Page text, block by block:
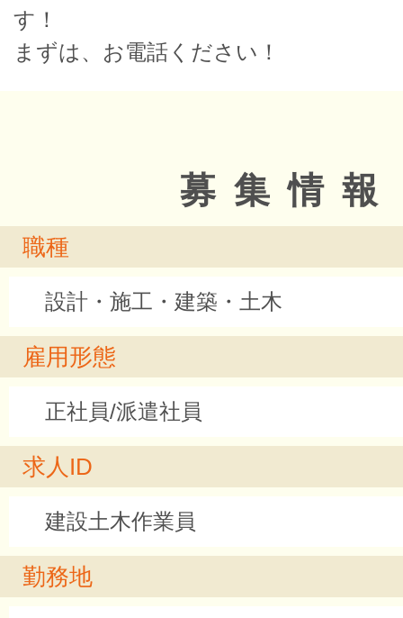
す！
まずは、お電話ください！
募集情報
職種
設計・施工・建築・土木
雇用形態
正社員/派遣社員
求人ID
建設土木作業員
勤務地